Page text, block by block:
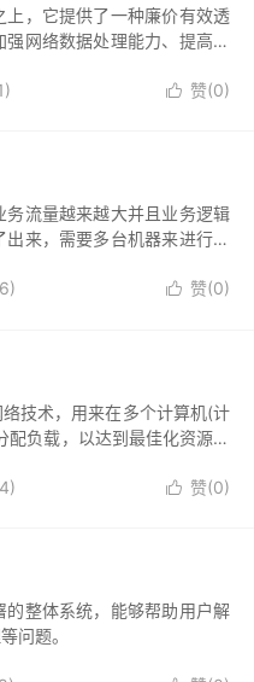
，它提供了一种廉价有效透
网络数据处理能力、提高网
 赞(0)
流量越来越大并且业务逻辑
来，需要多台机器来进行性
 赞(0)
技术，用来在多个计算机(计
负载，以达到最佳化资源使
 赞(0)
整体系统，能够帮助用户解
问题。